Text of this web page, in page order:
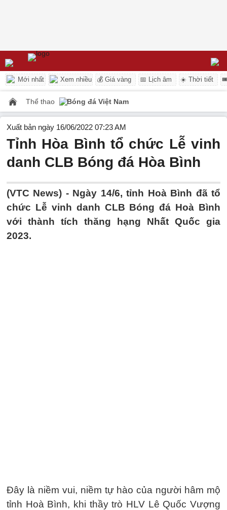
Mới nhất Xem nhiều 💰 Giá vàng 📅 Lịch âm ☀️ Thời tiết
Thể thao Bóng đá Việt Nam
Xuất bản ngày 16/06/2022 07:23 AM
Tỉnh Hòa Bình tổ chức Lễ vinh
danh CLB Bóng đá Hòa Bình
(VTC News) - Ngày 14/6, tỉnh Hoà Bình đã tổ
chức Lễ vinh danh CLB Bóng đá Hoà Bình
với thành tích thăng hạng Nhất Quốc gia
2023.
Đây là niềm vui, niềm tự hào của người hâm mộ
tỉnh Hoà Bình, khi thầy trò HLV Lê Quốc Vượng